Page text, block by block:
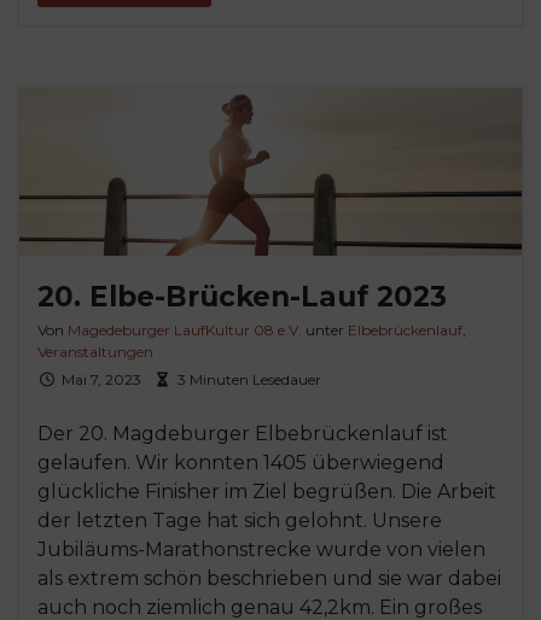
20. Elbe-Brücken-Lauf 2023
Von Magedeburger LaufKultur 08 e.V. unter Elbebrückenlauf
Veranstaltungen
Mai 7, 2023
3 Minuten Lesedauer
Der 20. Magdeburger Elbebrückenlauf ist
gelaufen. Wir konnten 1405 überwiegend
glückliche Finisher im Ziel begrüßen. Die Arbeit
der letzten Tage hat sich gelohnt. Unsere
Jubiläums-Marathonstrecke wurde von vielen
als extrem schön beschrieben und sie war dabei
auch noch ziemlich genau 42,2km. Ein großes